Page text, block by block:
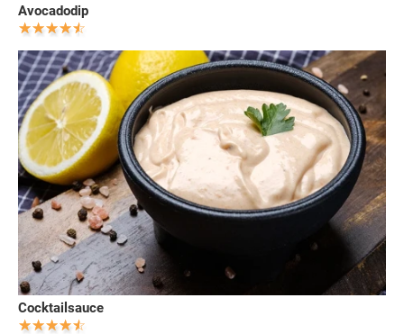
Avocadodip
Cocktailsauce